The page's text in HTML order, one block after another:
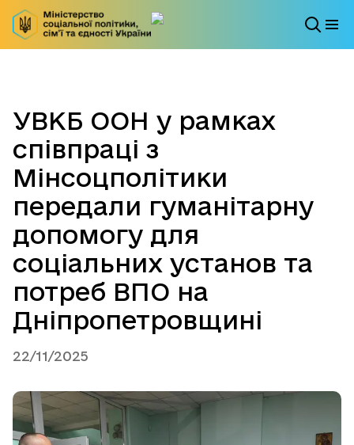
УВКБ ООН у рамках
співпраці з
Мінсоцполітики
передали гуманітарну
допомогу для
соціальних установ та
потреб ВПО на
Дніпропетровщині
22/11/2025